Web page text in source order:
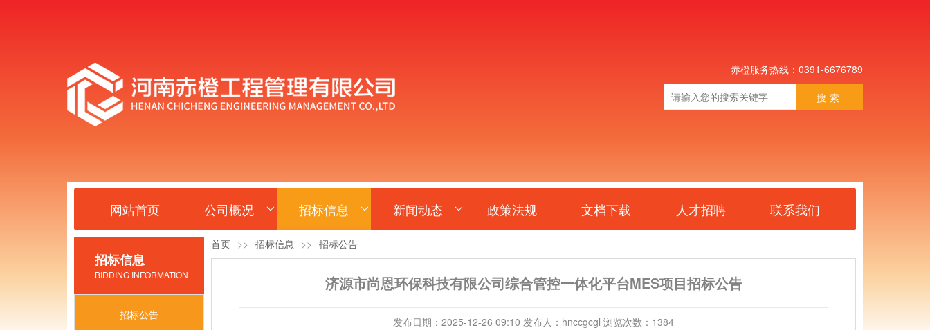
赤橙服务热线：0391-6676789
搜索
网站首页 公司概况 招标信息 新闻动态 政策法规 文档下载 人才招聘 联系我们
招标信息
BIDDING INFORMATION
招标公告
首页 >> 招标信息 >> 招标公告
济源市尚恩环保科技有限公司综合管控一体化平台MES项目招标公告
发布日期：2025-12-26 09:10 发布人：hnccgcgl 浏览次数：1384